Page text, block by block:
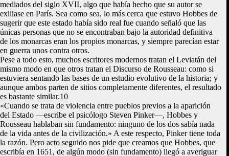
mediados del siglo XVII, algo que había hecho que su autor se
exiliase en París. Sea como sea, lo más cerca que estuvo Hobbes de
sugerir que este estado había sido real fue cuando señaló que las
únicas personas que no se encontraban bajo la autoridad definitiva
de los monarcas eran los propios monarcas, y siempre parecían estar
en guerra unos contra otros.
Pese a todo esto, muchos escritores modernos tratan el Leviatán del
mismo modo en que otros tratan el Discurso de Rousseau: como si
estuviera sentando las bases de un estudio evolutivo de la historia; y
aunque ambos parten de sitios completamente diferentes, el resultado
es bastante similar.10
«Cuando se trata de violencia entre pueblos previos a la aparición
del Estado —escribe el psicólogo Steven Pinker—, Hobbes y
Rousseau hablaban sin fundamento: ninguno de los dos sabía nada
de la vida antes de la civilización.» A este respecto, Pinker tiene toda
la razón. Pero acto seguido nos pide que creamos que Hobbes, que
escribía en 1651, de algún modo (sin fundamento) llegó a averiguar